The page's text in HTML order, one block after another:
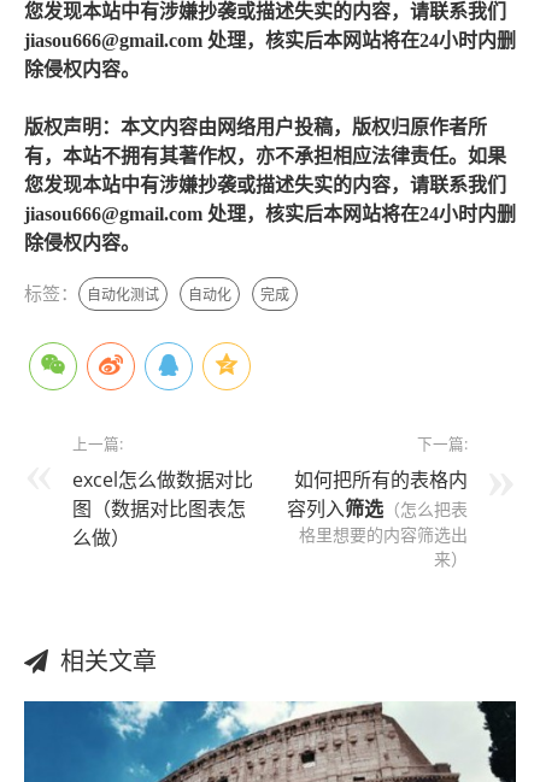
您发现本站中有涉嫌抄袭或描述失实的内容，请联系我们
jiasou666@gmail.com 处理，核实后本网站将在24小时内删
除侵权内容。
版权声明：本文内容由网络用户投稿，版权归原作者所
有，本站不拥有其著作权，亦不承担相应法律责任。如果
您发现本站中有涉嫌抄袭或描述失实的内容，请联系我们
jiasou666@gmail.com 处理，核实后本网站将在24小时内删
除侵权内容。
标签： 自动化测试 自动化 完成
上一篇:
excel怎么做数据对比
图（数据对比图表怎
么做）
下一篇:
如何把所有的表格内
容列入筛选 （怎么把表
格里想要的内容筛选出
来）
相关文章